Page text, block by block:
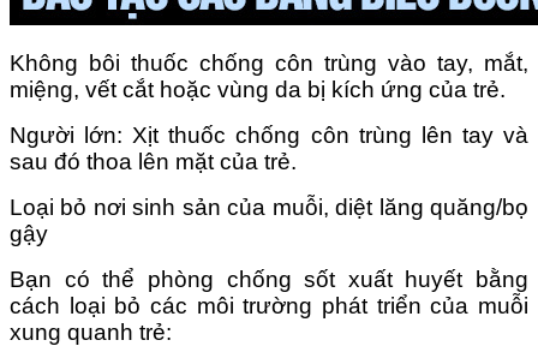
Không bôi thuốc chống côn trùng vào tay, mắt,
miệng, vết cắt hoặc vùng da bị kích ứng của trẻ.
Người lớn: Xịt thuốc chống côn trùng lên tay và
sau đó thoa lên mặt của trẻ.
Loại bỏ nơi sinh sản của muỗi, diệt lăng quăng/bọ
gậy
Bạn có thể phòng chống sốt xuất huyết bằng
cách loại bỏ các môi trường phát triển của muỗi
xung quanh trẻ: